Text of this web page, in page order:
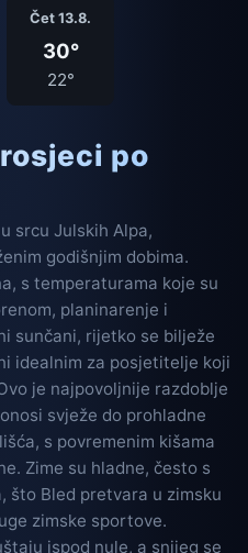
Čet 13.8.
30°
22°
po
srcu Julskih Alpa,
godišnjim dobima.
s temperaturama koje su
planinarenje i
sunčani, rijetko se bilježe
idealnim za posjetitelje koji
je najpovoljnije razdoblje
svježe do prohladne
s povremenim kišama
Zime su hladne, često s
što Bled pretvara u zimsku
zimske sportove.
ispod nule, a snijeg se